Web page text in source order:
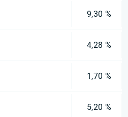
9,30 %
4,28 %
1,70 %
5,20 %